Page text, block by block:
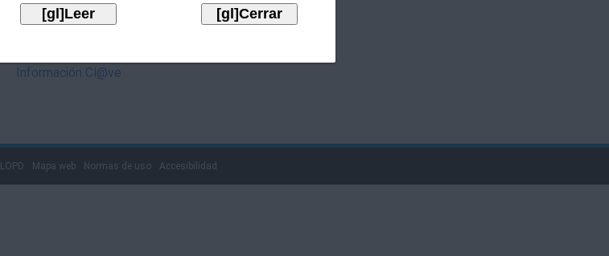
Información Cl@ve
LOPD Mapa web Normas de uso Accesibilidad